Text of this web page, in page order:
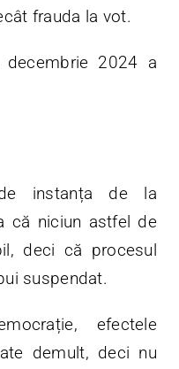
frauda la vot.
decembrie 2024 a
de instanța de la
că niciun astfel de
deci că procesul
suspendat.
efectele
demult, deci nu